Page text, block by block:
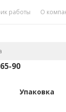
работы О
90
Упаковка